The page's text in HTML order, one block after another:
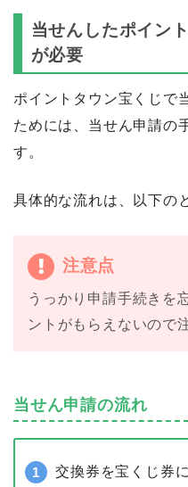
当せんしたポイン
が必要
ポイントタウン宝くじで
ためには、当せん申請の
す。
具体的な流れは、以下の
注意点
うっかり申請手続きを
ントがもらえないので
当せん申請の流れ
交換券を宝くじ券